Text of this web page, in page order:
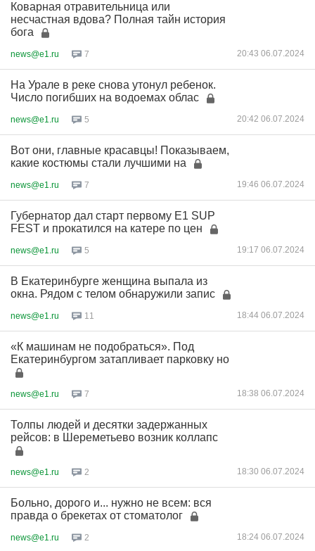
Коварная отравительница или
несчастная вдова? Полная тайн история
бога
news@e1.ru 7 20:43 06.07.2024
На Урале в реке снова утонул ребенок.
Число погибших на водоемах облас
news@e1.ru 5 20:42 06.07.2024
Вот они, главные красавцы! Показываем,
какие костюмы стали лучшими на
news@e1.ru 7 19:46 06.07.2024
Губернатор дал старт первому E1 SUP
FEST и прокатился на катере по цен
news@e1.ru 5 19:17 06.07.2024
В Екатеринбурге женщина выпала из
окна. Рядом с телом обнаружили запис
news@e1.ru 11 18:44 06.07.2024
«К машинам не подобраться». Под
Екатеринбургом затапливает парковку но
news@e1.ru 7 18:38 06.07.2024
Толпы людей и десятки задержанных
рейсов: в Шереметьево возник коллапс
news@e1.ru 2 18:30 06.07.2024
Больно, дорого и... нужно не всем: вся
правда о брекетах от стоматолог
news@e1.ru 2 18:24 06.07.2024